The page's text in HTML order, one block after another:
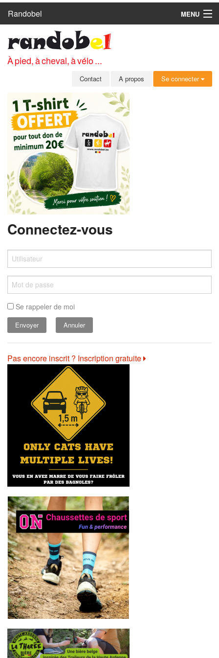
Randobel
MENU
CIRCUITS
CLUBS
MEMBRES
SE CONNECTER
INSCRIPTION GRATUITE
MOT DE PASSE OUBLIÉ
À pied, à cheval, à vélo ...
Contact A propos Se connecter
Connectez-vous
Se rappeler de moi
Annuler
Pas encore inscrit ? Inscription gratuite